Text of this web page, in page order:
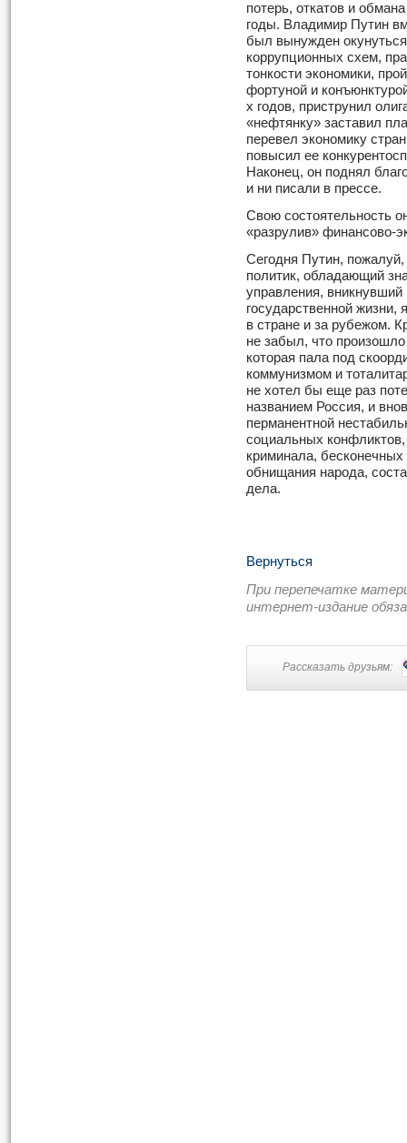
потерь, откатов и
годы. Владимир Путин
был вынужден
коррупционных схем,
тонкости экономики,
фортуной и
х годов, приструнил
«нефтянку» заставил
перевел экономику
повысил ее
Наконец, он поднял
и ни писали в прессе.
Свою состоятельность
«разрулив» финансово-
Сегодня Путин,
политик, обладающий
управления,
государственной
в стране и за рубежом.
не забыл, что
которая пала под
коммунизмом и
не хотел бы еще раз
названием Россия, и
перманентной
социальных конфликтов,
криминала,
обнищания народа,
дела.
Вернуться
При перепечатке
интернет-издание
Рассказать друзьям: